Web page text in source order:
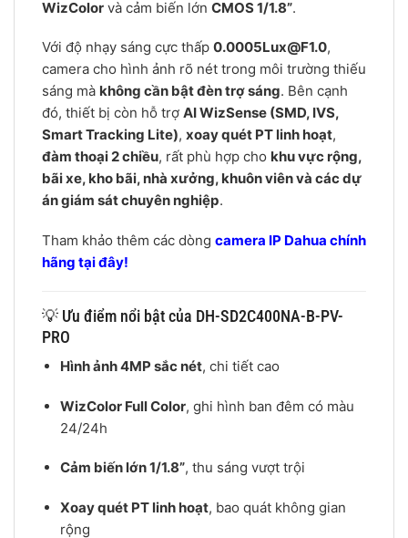
WizColor và cảm biến lớn CMOS 1/1.8”.
Với độ nhạy sáng cực thấp 0.0005Lux@F1.0,
camera cho hình ảnh rõ nét trong môi trường thiếu
sáng mà không cần bật đèn trợ sáng. Bên cạnh
đó, thiết bị còn hỗ trợ AI WizSense (SMD, IVS,
Smart Tracking Lite), xoay quét PT linh hoạt,
đàm thoại 2 chiều, rất phù hợp cho khu vực rộng,
bãi xe, kho bãi, nhà xưởng, khuôn viên và các dự
án giám sát chuyên nghiệp.
Tham khảo thêm các dòng camera IP Dahua chính
hãng tại đây!
💡 Ưu điểm nổi bật của DH-SD2C400NA-B-PV-
PRO
Hình ảnh 4MP sắc nét, chi tiết cao
WizColor Full Color, ghi hình ban đêm có màu
24/24h
Cảm biến lớn 1/1.8”, thu sáng vượt trội
Xoay quét PT linh hoạt, bao quát không gian
rộng